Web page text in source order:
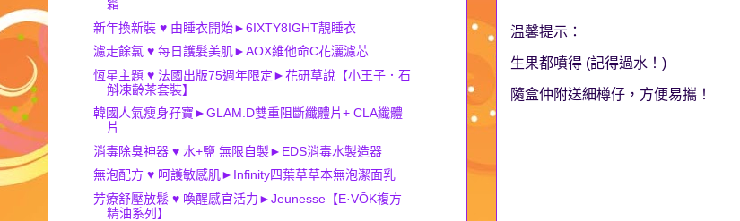
温馨提示：
生果都噴得 (記得過水！)
隨盒仲附送細樽仔，方便易攜！
霜
新年換新裝 ♥ 由睡衣開始►6IXTY8IGHT靚睡衣
濾走餘氯 ♥ 每日護髮美肌►AOX維他命C花灑濾芯
恆星主題 ♥ 法國出版75週年限定►花研草說【小王子．石
斛凍齡茶套裝】
韓國人氣瘦身孖寶►GLAM.D雙重阻斷纖體片+ CLA纖體
片
消毒除臭神器 ♥ 水+鹽 無限自製►EDS消毒水製造器
無泡配方 ♥ 呵護敏感肌►Infinity四葉草草本無泡潔面乳
芳療舒壓放鬆 ♥ 喚醒感官活力►Jeunesse【E·VŌK複方
精油系列】